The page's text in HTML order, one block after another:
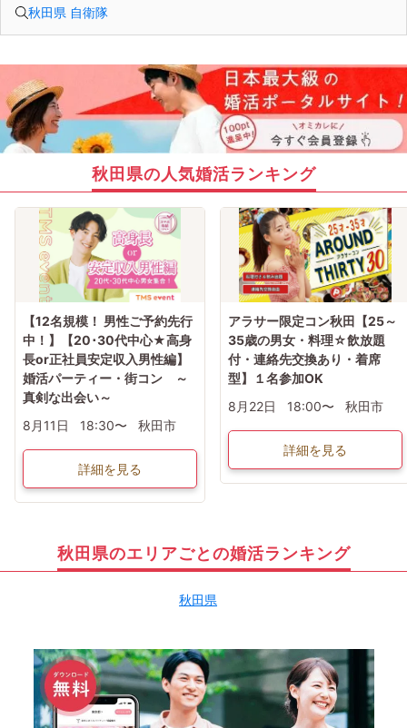
秋田県 自衛隊
秋田県の人気婚活ランキング
【12名規模！ 男性ご予約先行
中！】【20･30代中心★高身
長or正社員安定収入男性編】
婚活パーティー・街コン ～
真剣な出会い～
8月11日
18:30〜 秋田市
詳細を見る
アラサー限定コン秋田【25～
35歳の男女・料理☆飲放題
付・連絡先交換あり・着席
型】１名参加OK
8月22日
18:00〜 秋田市
詳細を見る
秋田県のエリアごとの婚活ランキング
秋田県